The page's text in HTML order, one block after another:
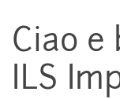
Ciao
ILS